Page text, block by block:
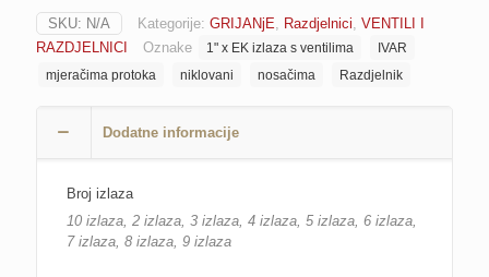
x
EK
izlaza
(topmetrima)
SKU: N/A Kategorije: GRIJANjE, Razdjelnici, VENTILI I
RAZDJELNICI
Oznake 1" x EK izlaza s ventilima
IVAR
mjeračima protoka
niklovani nosačima Razdjelnik
Dodatne informacije
Broj izlaza
10 izlaza, 2 izlaza, 3 izlaza, 4 izlaza, 5 izlaza, 6 izlaza,
7 izlaza, 8 izlaza, 9 izlaza